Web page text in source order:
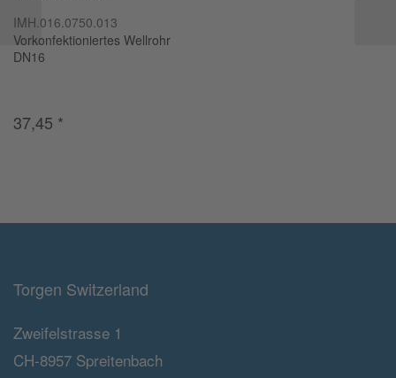
IMH.016.0750.013
Vorkonfektioniertes Wellrohr
DN16
37,45 *
Torgen Switzerland
Zweifelstrasse 1
CH-8957 Spreitenbach